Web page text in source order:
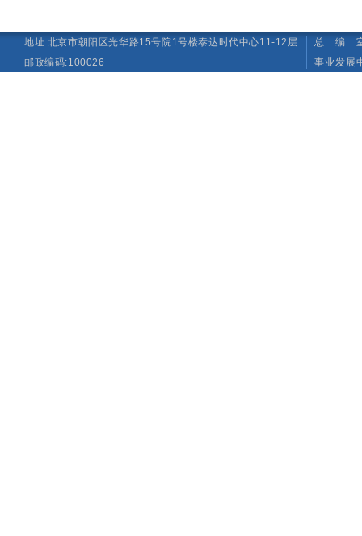
地址:北京市朝阳区光华路15号院1号楼泰达时代中心11-12层
邮政编码:100026
总 编 室
事业发